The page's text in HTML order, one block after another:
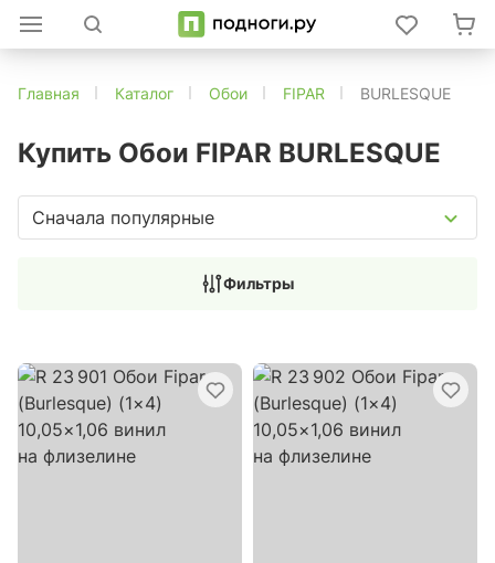
Главная Каталог Обои FIPAR BURLESQUE
Купить Обои FIPAR BURLESQUE
Сначала популярные
Фильтры